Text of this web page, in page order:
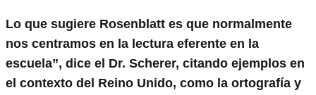
Lo que sugiere Rosenblatt es que normalmente
nos centramos en la lectura eferente en la
escuela”, dice el Dr. Scherer, citando ejemplos en
el contexto del Reino Unido, como la ortografía y